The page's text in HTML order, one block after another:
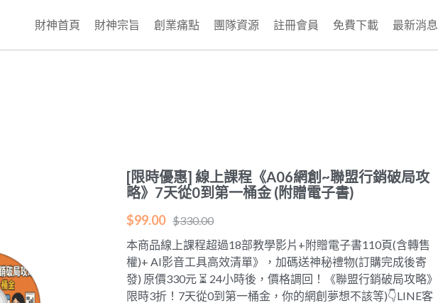
財神首頁 財神宗旨 創業痛點 團隊資源 註冊會員 免費下載 最新消息
[限時優惠] 線上課程《A06網創~聯盟行銷破局攻
略》7天從0到第一桶金 (附贈電子書)
$99.00 $330.00
本商品線上課程超過18部教學影片+附贈電子書110頁(含轉售
權)+ AI影音工具高效清單》，加碼送神秘禮物(訂購完成後寄
發) 原價330元 ⏳ 24小時後，價格調回！《聯盟行銷破局攻略》
限時3折！7天從0到第一桶金，你的網創夢想不該等)👇LINE客